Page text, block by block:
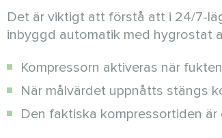
Det är viktigt att förstå att i 24/7-
inbyggd automatik med hygrostat
Kompressorn aktiveras när
När målvärdet uppnåtts stängs
Den faktiska kompressortiden